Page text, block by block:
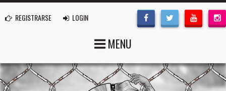
REGISTRARSE LOGIN
MENU